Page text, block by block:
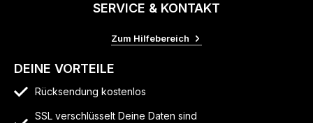
SERVICE & KONTAKT
Zum Hilfebereich
DEINE VORTEILE
Rücksendung kostenlos
SSL verschlüsselt Deine Daten sind